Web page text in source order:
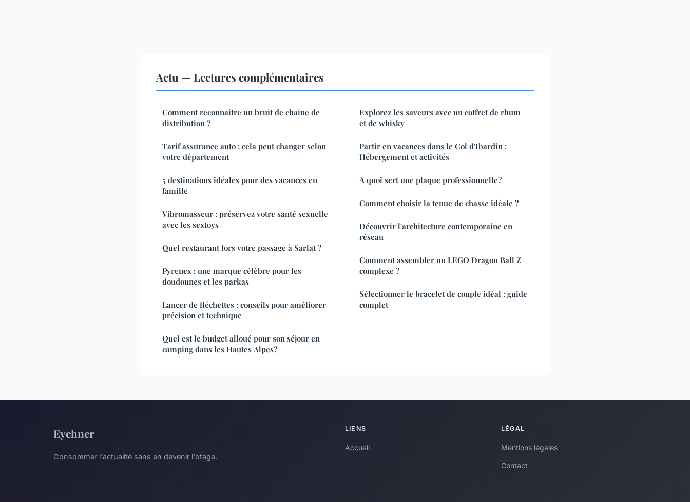
Actu — Lectures complémentaires
Comment reconnaître un bruit de chaîne de
distribution ?
Tarif assurance auto : cela peut changer selon
votre département
5 destinations idéales pour des vacances en
famille
Vibromasseur : préservez votre santé sexuelle
avec les sextoys
Quel restaurant lors votre passage à Sarlat ?
Pyrenex : une marque célèbre pour les
doudounes et les parkas
Lancer de fléchettes : conseils pour améliorer
précision et technique
Quel est le budget alloué pour son séjour en
camping dans les Hautes Alpes?
Explorez les saveurs avec un coffret de rhum
et de whisky
Partir en vacances dans le Col d'Ibardin :
Hébergement et activités
A quoi sert une plaque professionnelle?
Comment choisir la tenue de chasse idéale ?
Découvrir l'architecture contemporaine en
réseau
Comment assembler un LEGO Dragon Ball Z
complexe ?
Sélectionner le bracelet de couple idéal : guide
complet
Eychner
Consommer l'actualité sans en devenir l'otage.
LIENS
Accueil
LÉGAL
Mentions légales
Contact